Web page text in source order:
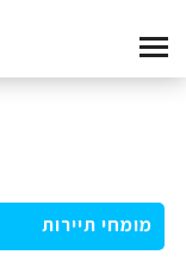
מומחי תיירות